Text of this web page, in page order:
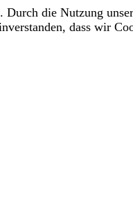
Durch die Nutzung
dass wir